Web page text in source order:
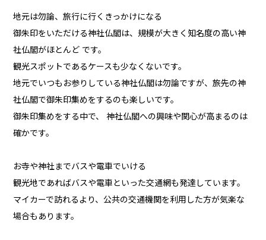
地元は勿論、旅行に行くきっかけになる
御朱印をいただける神社仏閣は、規模が大きく知名度の高い神
社仏閣がほとんど です。
観光スポットであるケースも少なくないです。
地元でいつもお参りしている神社仏閣は勿論ですが、旅先の神
社仏閣で御朱印集めをするのも楽しいです。
御朱印集めをする中で、 神社仏閣への興味や関心が高まるのは
確かです。
お寺や神社までバスや電車でいける
観光地であればバスや電車といった交通網も発達しています。
マイカーで訪れるより、公共の交通機関を利用した方が気楽な
場合もあります。